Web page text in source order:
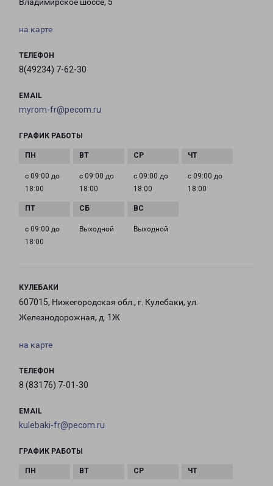
Владимирское шоссе, 5
на карте
ТЕЛЕФОН
8(49234) 7-62-30
EMAIL
myrom-fr@pecom.ru
ГРАФИК РАБОТЫ
с 09:00 до
18:00
с 09:00 до
18:00
с 09:00 до
18:00
с 09:00 до
18:00
с 09:00 до
18:00
Выходной Выходной
КУЛЕБАКИ
607015, Нижегородская обл., г. Кулебаки, ул.
Железнодорожная, д. 1Ж
на карте
ТЕЛЕФОН
8 (83176) 7-01-30
EMAIL
kulebaki-fr@pecom.ru
ГРАФИК РАБОТЫ